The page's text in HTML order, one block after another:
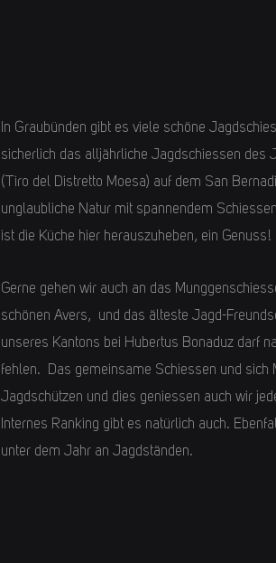
In Graubünden gibt es viele schöne
sicherlich das alljährliche Jagdschiessen des
(Tiro del Distretto Moesa) auf dem San
unglaubliche Natur mit spannendem
ist die Küche hier herauszuheben, ein Genuss!
Gerne gehen wir auch an das
schönen Avers, und das älteste Jagd-
unseres Kantons bei Hubertus Bonaduz darf
fehlen. Das gemeinsame Schiessen und sich
Jagdschützen und dies geniessen auch wir
Internes Ranking gibt es natürlich auch.
unter dem Jahr an Jagdständen.